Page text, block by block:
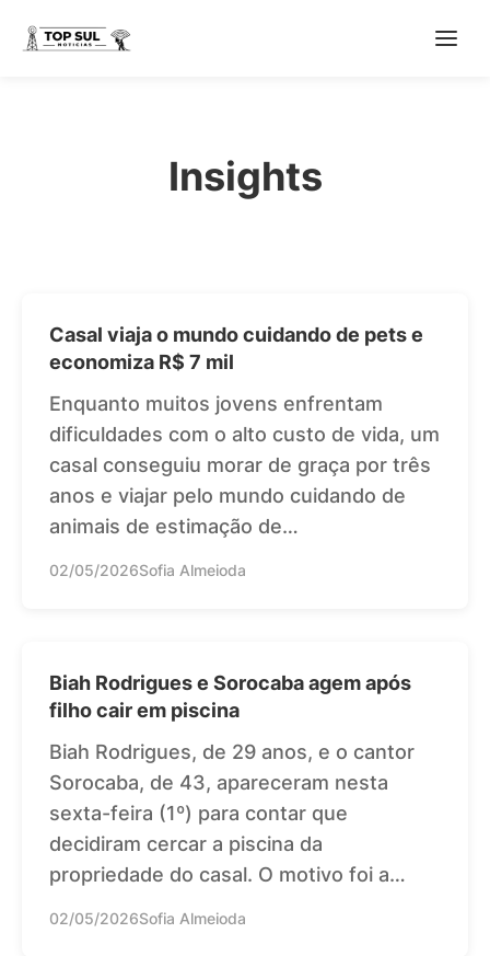
Insights
Casal viaja o mundo cuidando de pets e
economiza R$ 7 mil
Enquanto muitos jovens enfrentam
dificuldades com o alto custo de vida, um
casal conseguiu morar de graça por três
anos e viajar pelo mundo cuidando de
animais de estimação de…
02/05/2026Sofia Almeioda
Biah Rodrigues e Sorocaba agem após
filho cair em piscina
Biah Rodrigues, de 29 anos, e o cantor
Sorocaba, de 43, apareceram nesta
sexta-feira (1º) para contar que
decidiram cercar a piscina da
propriedade do casal. O motivo foi a…
02/05/2026Sofia Almeioda